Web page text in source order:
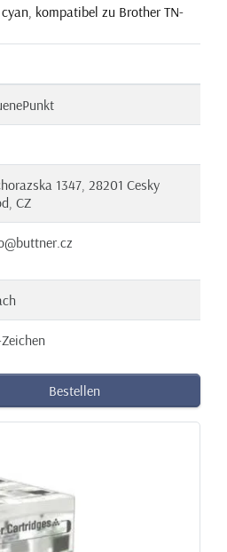
kompatibel zu Brother TN-
1347, 28201 Cesky
CZ
Bestellen